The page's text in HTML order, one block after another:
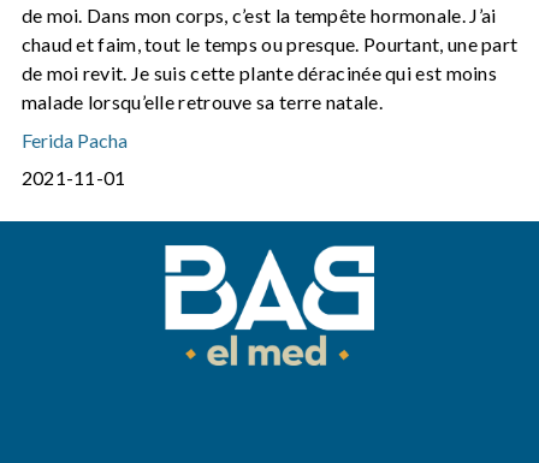
de moi. Dans mon corps, c’est la tempête hormonale. J’ai
chaud et faim, tout le temps ou presque. Pourtant, une part
de moi revit. Je suis cette plante déracinée qui est moins
malade lorsqu’elle retrouve sa terre natale.
Ferida Pacha
2021-11-01